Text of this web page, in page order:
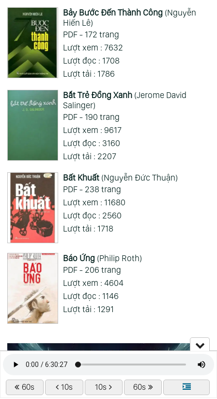
60s 10s 10s 60s
Bảy Bước Đến Thành Công(Nguyễn
Hiến Lê)
PDF - 172 trang
Lượt xem : 7632
Lượt đọc : 1708
Lượt tải : 1786
Bắt Trẻ Đồng Xanh(Jerome David
Salinger)
PDF - 190 trang
Lượt xem : 9617
Lượt đọc : 3160
Lượt tải : 2207
Bất Khuất(Nguyễn Đức Thuận)
PDF - 238 trang
Lượt xem : 11680
Lượt đọc : 2560
Lượt tải : 1718
Báo Ứng(Philip Roth)
PDF - 206 trang
Lượt xem : 4604
Lượt đọc : 1146
Lượt tải : 1291